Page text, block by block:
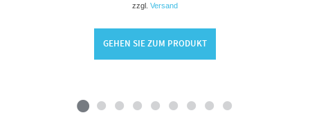
zzgl.Versand
GEHEN SIE ZUM PRODUKT